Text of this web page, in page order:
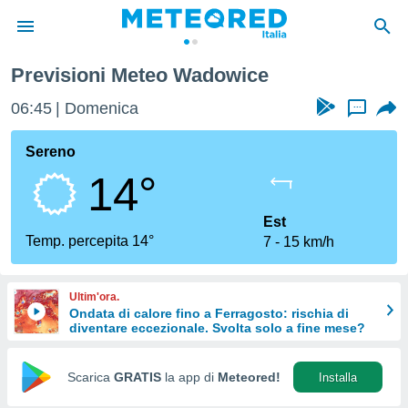
di
per
le
di
Web
Previsioni Meteo Wadowice
06:45 Domenica ...
Sereno
14°
Temp. percepita 14°
Est
7
15 km/h
Ultim'ora.
Ondata di calore fino a Ferragosto: rischia di
diventare eccezionale. Svolta solo a fine mese?
Scarica GRATIS la app di Meteored! Installa